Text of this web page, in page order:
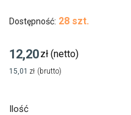
Dostępność: 28 szt.
12,20zł (netto)
15,01 zł (brutto)
Ilość